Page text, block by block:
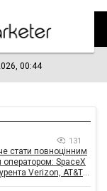
00:44
131
стати повноцінним
оператором: SpaceX
Verizon, AT&T і